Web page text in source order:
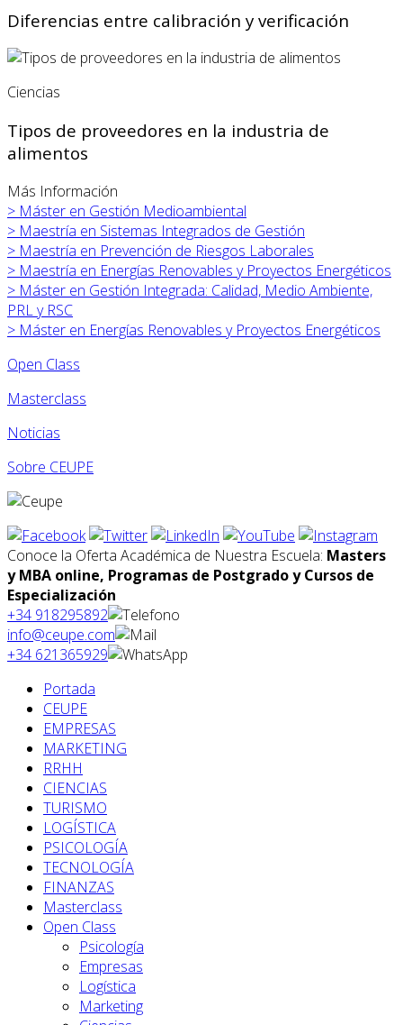
Diferencias entre calibración y verificación
Ciencias
Tipos de proveedores en la industria de
alimentos
Más Información
> Máster en Gestión Medioambiental
> Maestría en Sistemas Integrados de Gestión
> Maestría en Prevención de Riesgos Laborales
> Maestría en Energías Renovables y Proyectos Energéticos
> Máster en Gestión Integrada: Calidad, Medio Ambiente,
PRL y RSC
> Máster en Energías Renovables y Proyectos Energéticos
Open Class
Masterclass
Noticias
Sobre CEUPE
Conoce la Oferta Académica de Nuestra Escuela: Masters
y MBA online, Programas de Postgrado y Cursos de
Especialización
+34 918295892
info@ceupe.com
+34 621365929
Portada
CEUPE
EMPRESAS
MARKETING
RRHH
CIENCIAS
TURISMO
LOGÍSTICA
PSICOLOGÍA
TECNOLOGÍA
FINANZAS
Masterclass
Open Class
Psicología
Empresas
Logística
Marketing